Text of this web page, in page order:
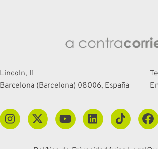
Lincoln, 11
Barcelona (Barcelona) 08006, España